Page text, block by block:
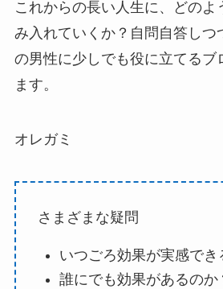
これからの長い人生に、どのよ
み入れていくか？自問自答しつ
の男性に少しでも役に立てるブ
ます。
オレガミ
さまざまな疑問
いつごろ効果が実感でき
誰にでも効果があるのか